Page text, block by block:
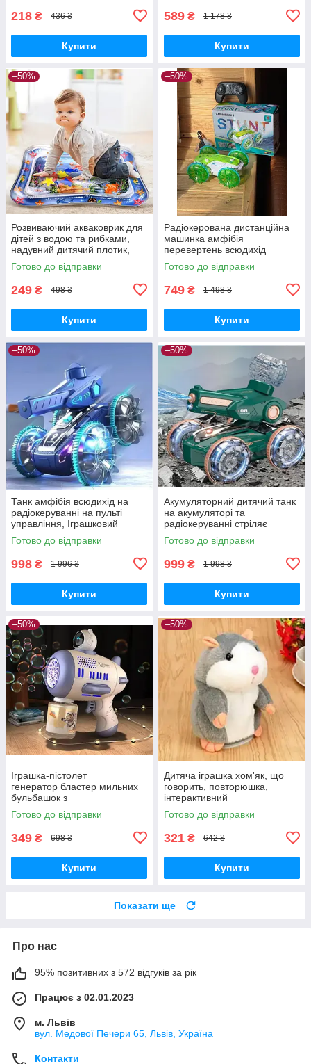
218 ₴ 436 ₴
Купити
589 ₴ 1 178 ₴
Купити
–50%
Розвиваючий акваковрик для
дітей з водою та рибками,
надувний дитячий плотик,
водний мат для дітей Air Pro
Готово до відправки
249 ₴ 498 ₴
Купити
–50%
Радіокерована дистанційна
машинка амфібія
перевертень всюдихід
Amphibious stunt car на пульті
керування повний привід для
Готово до відправки
749 ₴ 1 498 ₴
Купити
–50%
Танк амфібія всюдихід на
радіокеруванні на пульті
управління, Іграшковий
всюдихід їде по воді в усі
сторони, Дитячі танки на
Готово до відправки
998 ₴ 1 996 ₴
Купити
–50%
Акумуляторний дитячий танк
на акумуляторі та
радіокеруванні стріляє
водяними кульками водою
всюдихід на управлінні
Готово до відправки
999 ₴ 1 998 ₴
Купити
–50%
Іграшка-пістолет
генератор бластер мильних
бульбашок з
підсвічуванням, Автоматични
й пістолет кулемет мильні
Готово до відправки
349 ₴ 698 ₴
Купити
–50%
Дитяча іграшка хом'як, що
говорить, повторюшка,
інтерактивний
хом'як говорун, Інтерактивна
говорюча м'яка іграшка зі
Готово до відправки
321 ₴ 642 ₴
Купити
Показати ще
Про нас
95% позитивних з 572 відгуків за рік
Працює з 02.01.2023
м. Львів
вул. Медової Печери 65, Львів, Україна
Контакти